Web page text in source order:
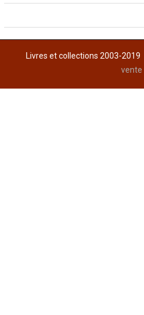
Livres et collections 2003-
vente